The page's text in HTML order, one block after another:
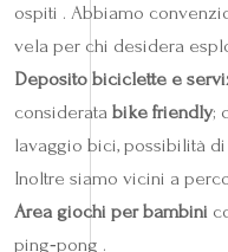
ospiti . Abbiamo
vela per chi desidera
Deposito biciclette e
considerata bike friendly;
lavaggio bici, possibilità
Inoltre siamo vicini a
Area giochi per bambini
ping‑pong .